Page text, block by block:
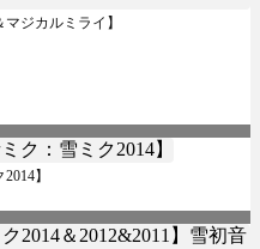
ジカルミライ】
】